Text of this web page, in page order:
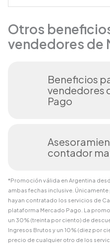
Otros
vendedores de
Beneficios
vendedores
Pago
contador
*Promoción válida en Argentina
ambas fechas inclusive.
hayan contratado los servicios de
plataforma Mercado Pago. La
un 30% (treinta por ciento) de
Ingresos Brutos y un 10% (diez por
precio de cualquier otro de los